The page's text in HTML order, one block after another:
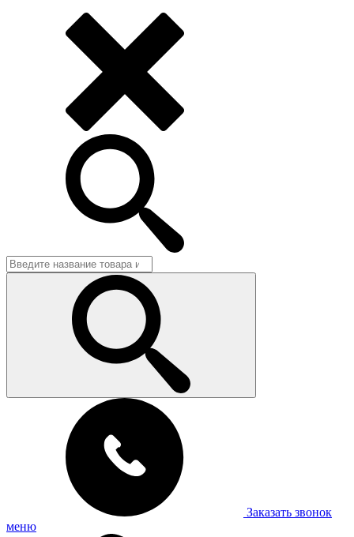
Заказать звонок
меню